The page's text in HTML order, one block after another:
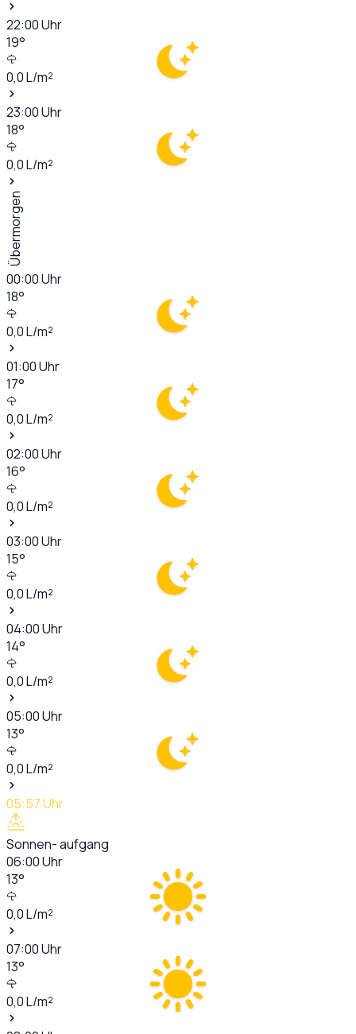
22:00Uhr
19°
0,0L/m²
23:00Uhr
18°
0,0L/m²
Übermorgen
00:00Uhr
18°
0,0L/m²
01:00Uhr
17°
0,0L/m²
02:00Uhr
16°
0,0L/m²
03:00Uhr
15°
0,0L/m²
04:00Uhr
14°
0,0L/m²
05:00Uhr
13°
0,0L/m²
05:57Uhr
Sonnen- aufgang
06:00Uhr
13°
0,0L/m²
07:00Uhr
13°
0,0L/m²